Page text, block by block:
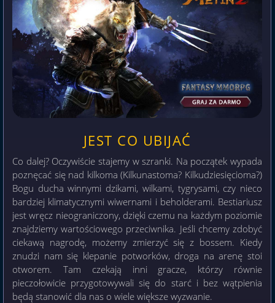
JEST CO UBIJAĆ
Co dalej? Oczywiście stajemy w szranki. Na początek wypada
poznęcać się nad kilkoma (Kilkunastoma? Kilkudziesięcioma?)
Bogu ducha winnymi dzikami, wilkami, tygrysami, czy nieco
bardziej klimatycznymi wiwernami i beholderami. Bestiariusz
jest wręcz nieograniczony, dzięki czemu na każdym poziomie
znajdziemy wartościowego przeciwnika. Jeśli chcemy zdobyć
ciekawą nagrodę, możemy zmierzyć się z bossem. Kiedy
znudzi nam się klepanie potworków, droga na arenę stoi
otworem. Tam czekają inni gracze, którzy równie
pieczołowicie przygotowywali się do starć i bez wątpienia
będą stanowić dla nas o wiele większe wyzwanie.